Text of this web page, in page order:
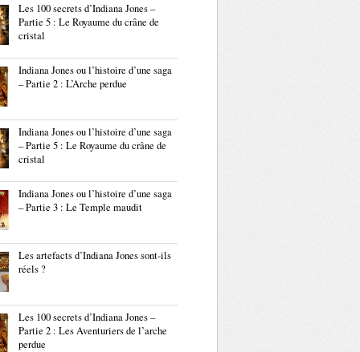
Les 100 secrets d’Indiana Jones –
Partie 5 : Le Royaume du crâne de
cristal
Indiana Jones ou l’histoire d’une saga
– Partie 2 : L’Arche perdue
Indiana Jones ou l’histoire d’une saga
– Partie 5 : Le Royaume du crâne de
cristal
Indiana Jones ou l’histoire d’une saga
– Partie 3 : Le Temple maudit
Les artefacts d’Indiana Jones sont-ils
réels ?
Les 100 secrets d’Indiana Jones –
Partie 2 : Les Aventuriers de l’arche
perdue